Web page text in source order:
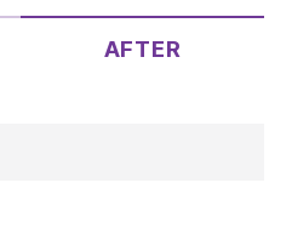
AFTER